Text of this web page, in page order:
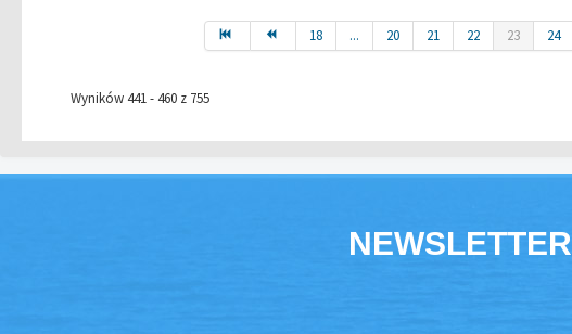
18 ... 20 21 22 23 24
Wyników 441 - 460 z 755
NEWSLETTER